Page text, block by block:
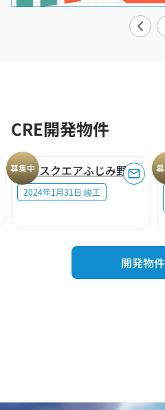
CRE開発物件
募集中
ロジスクエアふじみ野A
2024年1月31日 竣工
開発物